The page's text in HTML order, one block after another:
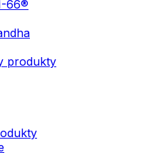
66®
produkty